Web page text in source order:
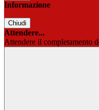
Informazione
Chiudi
Attendere...
Attendere il completamento